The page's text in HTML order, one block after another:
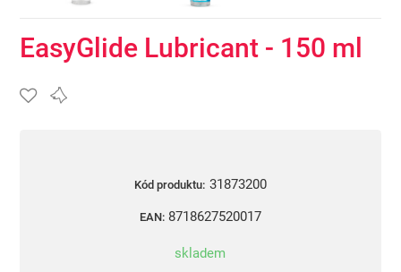
EasyGlide Lubricant - 150 ml
Kód produktu: 31873200
EAN: 8718627520017
skladem